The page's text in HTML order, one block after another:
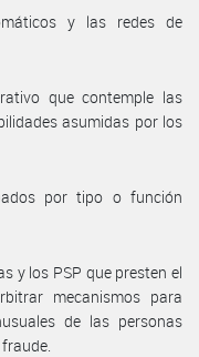
y las redes de
que contemple las
asumidas por los
por tipo o función
y los PSP que presten el
mecanismos para
de las personas